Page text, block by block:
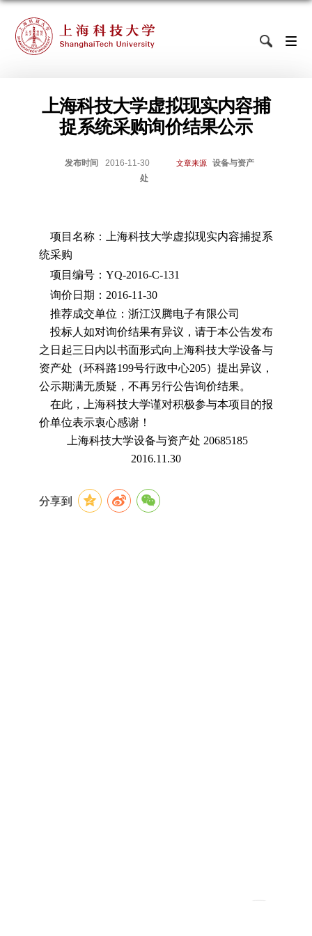
上海科技大学虚拟现实内容捕
捉系统采购询价结果公示
发布时间 2016-11-30 文章来源
设备与资产
处
项目名称：上海科技大学虚拟现实内容捕捉系
统采购
项目编号： YQ-2016-C-131
询价日期： 2016-11-30
推荐成交单位：浙江汉腾电子有限公司
投标人如对询价结果有异议，请于本公告发布
之日起三日内以书面形式向上海科技大学设备与
资产处（环科路199号行政中心205）提出异议，
公示期满无质疑，不再另行公告询价结果。
在此，上海科技大学谨对积极参与本项目的报
价单位表示衷心感谢！
上海科技大学设备与资产处 20685185
2016.11.30
分享到